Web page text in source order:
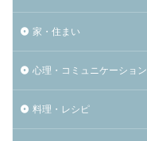
家・住まい
心理・コミュニケーション
料理・レシピ